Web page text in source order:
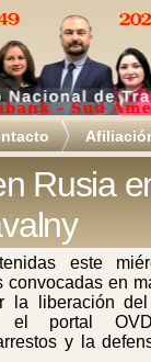
Rusia
este
convocadas en
la liberación
el portal
y la